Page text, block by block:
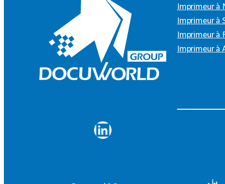
LinkedIn
Imprimeur à
Imprimeur à
Imprimeur à
Imprimeur à